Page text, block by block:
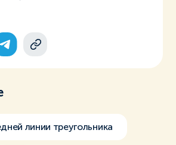
линии треугольника